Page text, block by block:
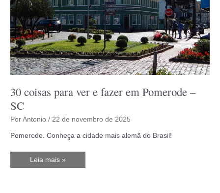
30 coisas para ver e fazer em Pomerode –
SC
PorAntonio/ 22 de novembro de 2025
Pomerode. Conheça a cidade mais alemã do Brasil!
30Leia mais »